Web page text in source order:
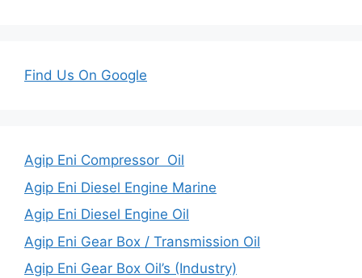
Find Us On Google
Agip Eni Compressor Oil
Agip Eni Diesel Engine Marine
Agip Eni Diesel Engine Oil
Agip Eni Gear Box / Transmission Oil
Agip Eni Gear Box Oil’s (Industry)